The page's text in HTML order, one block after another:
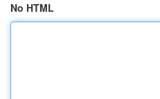
No HTML